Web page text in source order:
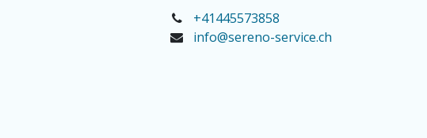
+41445573858
info@sereno-service.ch